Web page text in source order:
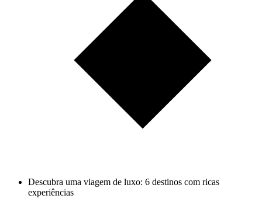
Descubra uma viagem de luxo: 6 destinos com ricas
experiências